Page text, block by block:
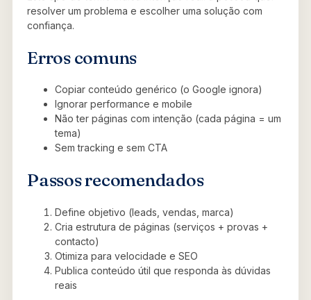
resolver um problema e escolher uma solução com
confiança.
Erros comuns
Copiar conteúdo genérico (o Google ignora)
Ignorar performance e mobile
Não ter páginas com intenção (cada página = um
tema)
Sem tracking e sem CTA
Passos recomendados
Define objetivo (leads, vendas, marca)
Cria estrutura de páginas (serviços + provas +
contacto)
Otimiza para velocidade e SEO
Publica conteúdo útil que responda às dúvidas
reais